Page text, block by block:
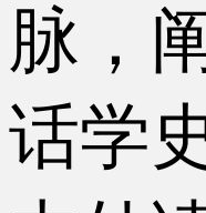
脉，
话学